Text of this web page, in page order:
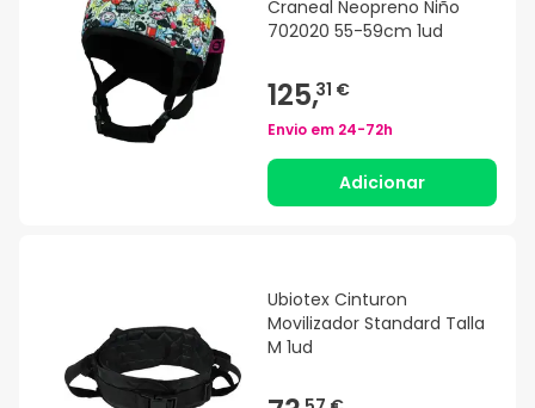
Craneal Neopreno Niño
702020 55-59cm 1ud
125,31 €
Envio em 24-72h
Adicionar
Ubiotex Cinturon
Movilizador Standard Talla
M 1ud